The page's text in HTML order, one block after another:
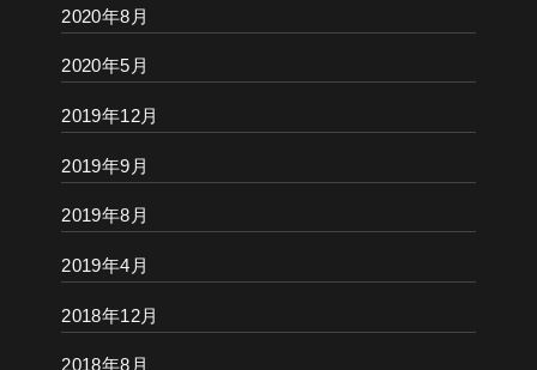
2020年8月
2020年5月
2019年12月
2019年9月
2019年8月
2019年4月
2018年12月
2018年8月